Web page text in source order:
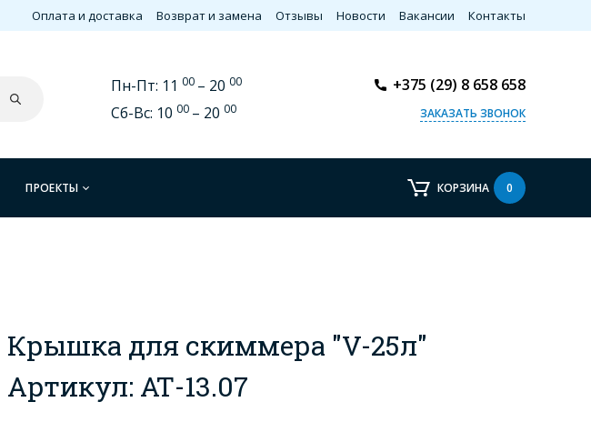
Оплата и доставка Возврат и замена Отзывы Новости Вакансии Контакты
Пн-Пт: 11 00 – 20 00
Сб-Вс: 10 00 – 20 00
+375 (29) 8 658 658
ЗАКАЗАТЬ ЗВОНОК
ПРОЕКТЫ КОРЗИНА 0
Крышка для скиммера "V-25л"
Артикул: АТ-13.07